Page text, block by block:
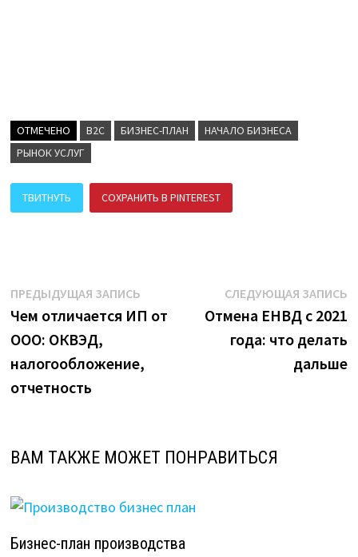
ОТМЕЧЕНО B2C БИЗНЕС-ПЛАН
НАЧАЛО БИЗНЕСА
РЫНОК УСЛУГ
ТВИТНУТЬ СОХРАНИТЬ В PINTEREST
Навигация
по
записям
ПРЕДЫДУЩАЯ ЗАПИСЬПредыдущая
запись:
Чем отличается ИП от
ООО: ОКВЭД,
налогообложение,
отчетность
СЛЕДУЮЩАЯ ЗАПИСЬ
Отмена ЕНВД с 2021
года: что делать
дальше
ВАМ ТАКЖЕ МОЖЕТ ПОНРАВИТЬСЯ
Бизнес-план производства